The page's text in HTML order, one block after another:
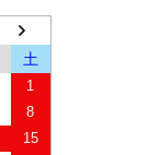
土
1
8
15